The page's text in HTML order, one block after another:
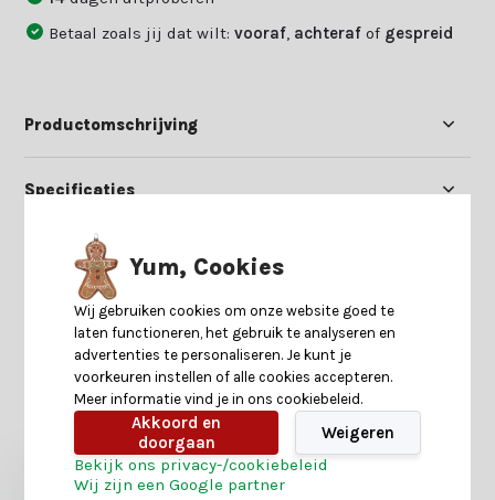
Betaal zoals jij dat wilt:vooraf achteraf of gespreid
Productomschrijving
Specificaties
Reviews
Heb je nog interesse in deze recent bekeken
Yum, Cookies
Wij gebruiken cookies om onze website goed te
laten functioneren, het gebruik te analyseren en
advertenties te personaliseren. Je kunt je
voorkeuren instellen of alle cookies accepteren.
Meer informatie vind je in ons cookiebeleid.
Akkoord en
doorgaan
Weigeren
Bekijk ons privacy-/cookiebeleid
Wij zijn een Google partner